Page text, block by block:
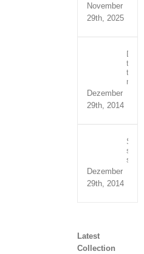
November
29th, 2025
Duis
Dezember
29th, 2014
sed
Dezember
29th, 2014
Latest
Collection